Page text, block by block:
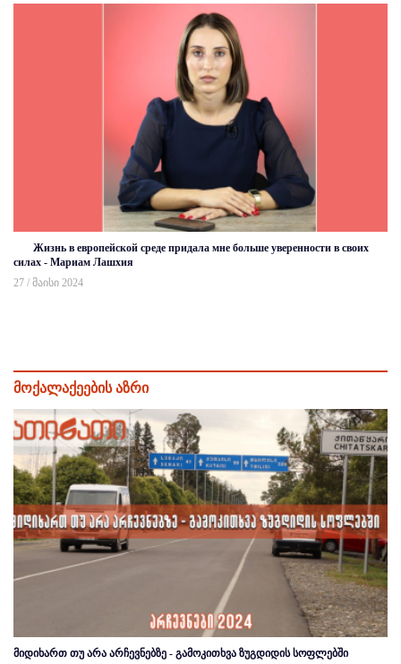
Жизнь в европейской среде придала мне больше уверенности в своих
силах - Мариам Лашхия
27 / მაისი 2024
მოქალაქეების აზრი
მიდიხართ თუ არა არჩევნებზე - გამოკითხვა ზუგდიდის სოფლებში